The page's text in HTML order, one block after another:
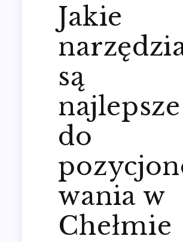
Jakie
są
najlepsze
do
wania w
Chełmie